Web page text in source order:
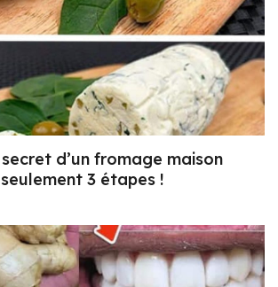
d’un fromage maison
3 étapes !